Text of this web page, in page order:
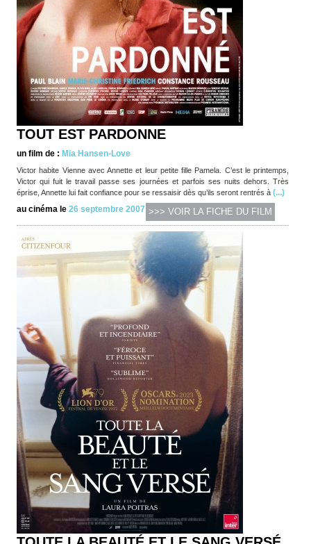
TOUT EST PARDONNE
un film de : Mia Hansen-Love
Victor habite Vienne avec Annette et leur petite fille Pamela. C’est le printemps,
Victor qui fuit le travail passe ses journées et parfois ses nuits dehors. Très
éprise, Annette lui fait confiance pour se ressaisir dès qu’ils seront rentrés à (...)
au cinéma le 26 septembre 2007 >>> VOIR LA FICHE DU FILM